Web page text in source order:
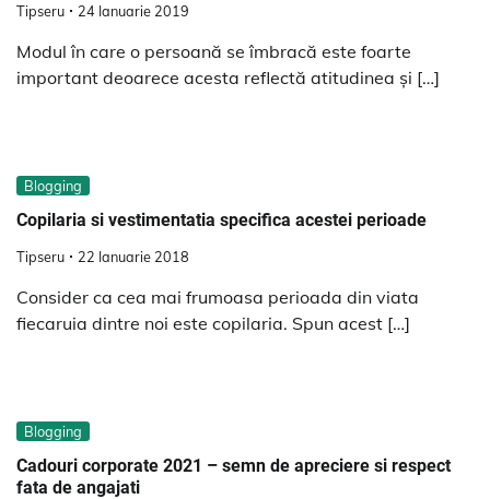
Tipseru 24 Ianuarie 2019
Modul în care o persoană se îmbracă este foarte
important deoarece acesta reflectă atitudinea și […]
Blogging
Copilaria si vestimentatia specifica acestei perioade
Tipseru 22 Ianuarie 2018
Consider ca cea mai frumoasa perioada din viata
fiecaruia dintre noi este copilaria. Spun acest […]
Blogging
Cadouri corporate 2021 – semn de apreciere si respect
fata de angajati